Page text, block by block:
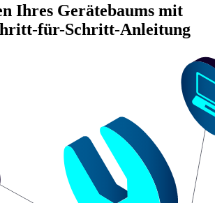
Ihres Gerätebaums mit
für-Schritt-Anleitung